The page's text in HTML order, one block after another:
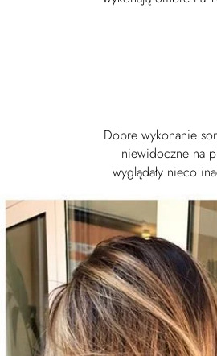
Dobre wykonanie
niewidoczne na
wyglądały nieco